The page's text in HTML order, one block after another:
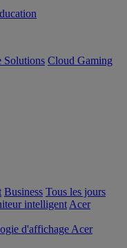
Solutions Cloud Gaming
Business Tous les jours
intelligent Acer
d'affichage Acer